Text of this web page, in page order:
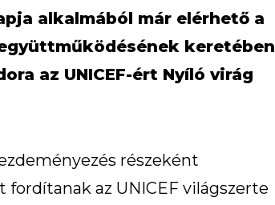
alkalmából már elérhető a
keretében
az UNICEF-ért Nyíló virág
részeként
az UNICEF világszerte